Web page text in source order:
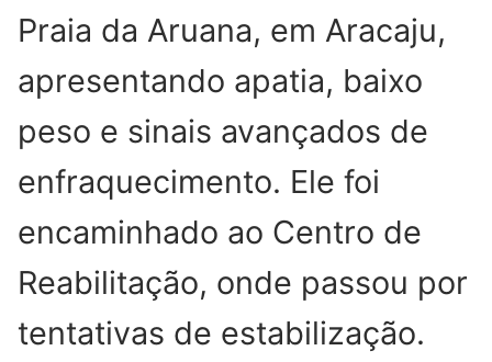
Praia da Aruana, em Aracaju,
apresentando apatia, baixo
peso e sinais avançados de
enfraquecimento. Ele foi
encaminhado ao Centro de
Reabilitação, onde passou por
tentativas de estabilização.